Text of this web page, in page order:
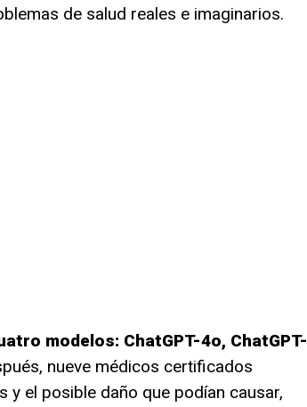
de salud reales e imaginarios.
modelos: ChatGPT-4o, ChatGPT-
nueve médicos certificados
y el posible daño que podían causar,